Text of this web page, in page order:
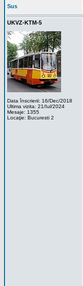
Sus
UKVZ-KTM-5
Data înscrierii: 16/Dec/2018
Ultima vizita: 21/Iul/2024
Mesaje: 1355
Locaţie: Bucuresti 2